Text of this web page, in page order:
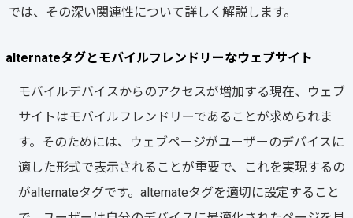
では、その深い関連性について詳しく解説します。
alternateタグとモバイルフレンドリーなウェブサイト
モバイルデバイスからのアクセスが増加する現在、ウェブ
サイトはモバイルフレンドリーであることが求められま
す。そのためには、ウェブページがユーザーのデバイスに
適した形式で表示されることが重要で、これを実現するの
がalternateタグです。alternateタグを適切に設定すること